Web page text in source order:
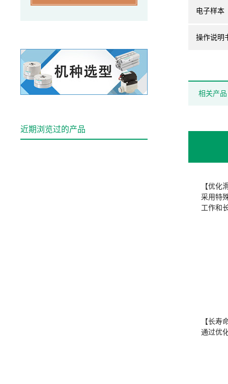
电子样本
操作说明
相关产品
【优化
采用特
工作和
【长寿
通过优
近期浏览过的产品